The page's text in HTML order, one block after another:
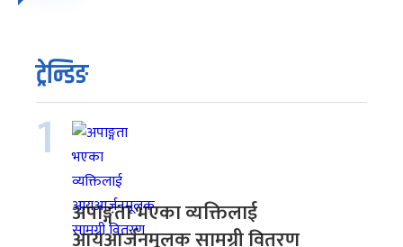
ट्रेन्डिङ
1
अपाङ्गता भएका व्यक्तिलाई
आयआर्जनमूलक सामग्री वितरण